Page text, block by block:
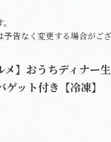
告なく変更する場合がござ
メ】おうちディナー
ット付き【冷凍】